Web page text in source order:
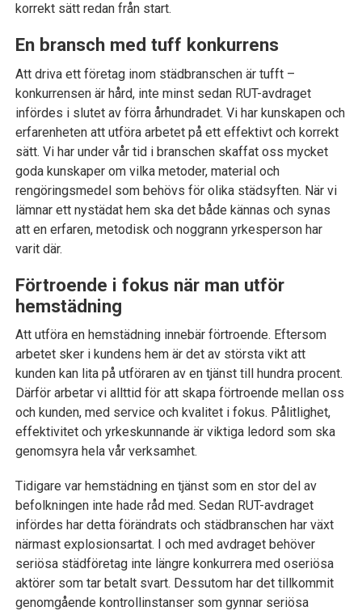
korrekt sätt redan från start.
En bransch med tuff konkurrens
Att driva ett företag inom städbranschen är tufft –
konkurrensen är hård, inte minst sedan RUT-avdraget
infördes i slutet av förra århundradet. Vi har kunskapen och
erfarenheten att utföra arbetet på ett effektivt och korrekt
sätt. Vi har under vår tid i branschen skaffat oss mycket
goda kunskaper om vilka metoder, material och
rengöringsmedel som behövs för olika städsyften. När vi
lämnar ett nystädat hem ska det både kännas och synas
att en erfaren, metodisk och noggrann yrkesperson har
varit där.
Förtroende i fokus när man utför
hemstädning
Att utföra en hemstädning innebär förtroende. Eftersom
arbetet sker i kundens hem är det av största vikt att
kunden kan lita på utföraren av en tjänst till hundra procent.
Därför arbetar vi allttid för att skapa förtroende mellan oss
och kunden, med service och kvalitet i fokus. Pålitlighet,
effektivitet och yrkeskunnande är viktiga ledord som ska
genomsyra hela vår verksamhet.
Tidigare var hemstädning en tjänst som en stor del av
befolkningen inte hade råd med. Sedan RUT-avdraget
infördes har detta förändrats och städbranschen har växt
närmast explosionsartat. I och med avdraget behöver
seriösa städföretag inte längre konkurrera med oseriösa
aktörer som tar betalt svart. Dessutom har det tillkommit
genomgående kontrollinstanser som gynnar seriösa